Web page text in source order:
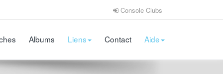
Console Clubs
Albums Liens Contact Aide